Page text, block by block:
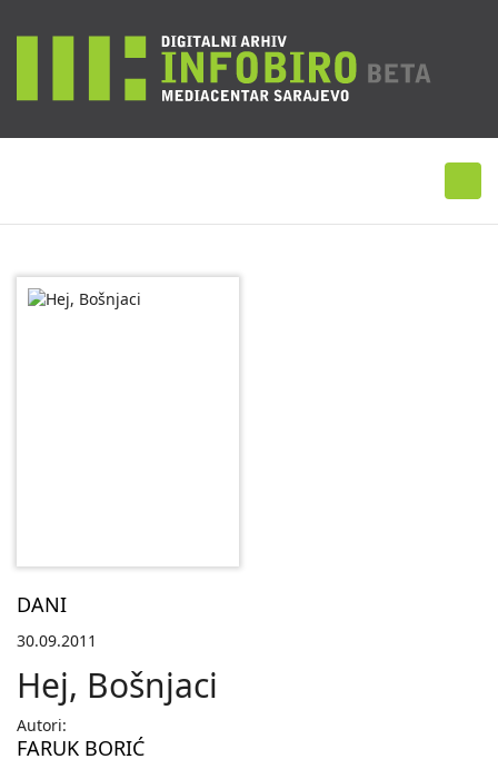
DANI
30.09.2011
Hej, Bošnjaci
Autori:
FARUK BORIĆ